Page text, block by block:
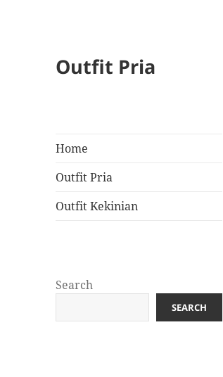
Outfit Pria
Home
Outfit Pria
Outfit Kekinian
Search
SEARCH